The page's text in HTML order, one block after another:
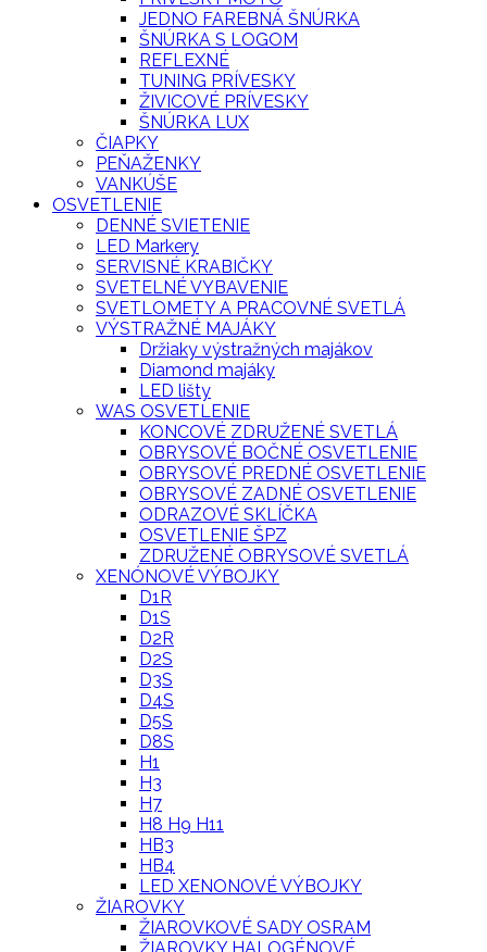
JEDNO FAREBNÁ ŠNÚRKA
ŠNÚRKA S LOGOM
REFLEXNÉ
TUNING PRÍVESKY
ŽIVICOVÉ PRÍVESKY
ŠNÚRKA LUX
ČIAPKY
PEŇAŽENKY
VANKÚŠE
OSVETLENIE
DENNÉ SVIETENIE
LED Markery
SERVISNÉ KRABIČKY
SVETELNÉ VYBAVENIE
SVETLOMETY A PRACOVNÉ SVETLÁ
VÝSTRAŽNÉ MAJÁKY
Držiaky výstražných majákov
Diamond majáky
LED lišty
WAS OSVETLENIE
KONCOVÉ ZDRUŽENÉ SVETLÁ
OBRYSOVÉ BOČNÉ OSVETLENIE
OBRYSOVÉ PREDNÉ OSVETLENIE
OBRYSOVÉ ZADNÉ OSVETLENIE
ODRAZOVÉ SKLÍČKA
OSVETLENIE ŠPZ
ZDRUŽENÉ OBRYSOVÉ SVETLÁ
XENÓNOVÉ VÝBOJKY
D1R
D1S
D2R
D2S
D3S
D4S
D5S
D8S
H1
H3
H7
H8 H9 H11
HB3
HB4
LED XENONOVÉ VÝBOJKY
ŽIAROVKY
ŽIAROVKOVÉ SADY OSRAM